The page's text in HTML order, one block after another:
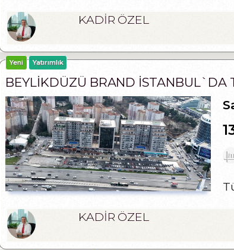
KADİR ÖZEL
Yeni Yatırımlık
BEYLİKDÜZÜ BRAND İSTANBUL`DA
KADİR ÖZEL